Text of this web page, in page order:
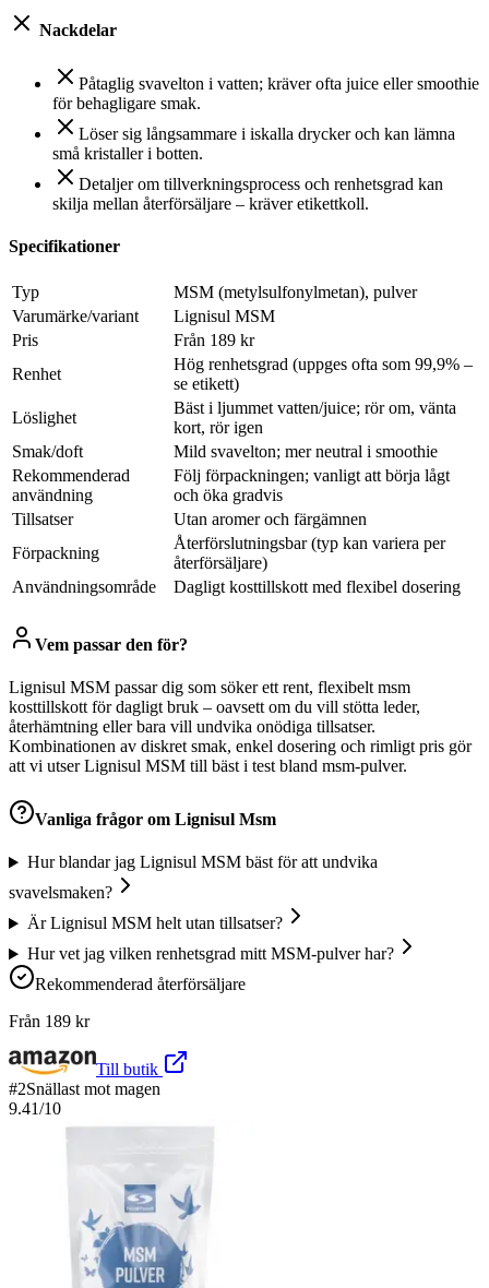
Nackdelar
Påtaglig svavelton i vatten; kräver ofta juice eller smoothie
för behagligare smak.
Löser sig långsammare i iskalla drycker och kan lämna
små kristaller i botten.
Detaljer om tillverkningsprocess och renhetsgrad kan
skilja mellan återförsäljare – kräver etikettkoll.
Specifikationer
Typ
MSM (metylsulfonylmetan), pulver
Varumärke/variant
Lignisul MSM
Pris
Från 189 kr
Renhet
Hög renhetsgrad (uppges ofta som 99,9% –
se etikett)
Löslighet
Bäst i ljummet vatten/juice; rör om, vänta
kort, rör igen
Smak/doft
Mild svavelton; mer neutral i smoothie
Rekommenderad
användning
Följ förpackningen; vanligt att börja lågt
och öka gradvis
Tillsatser
Utan aromer och färgämnen
Förpackning
Återförslutningsbar (typ kan variera per
återförsäljare)
Användningsområde
Dagligt kosttillskott med flexibel dosering
Vem passar den för?
Lignisul MSM passar dig som söker ett rent, flexibelt msm
kosttillskott för dagligt bruk – oavsett om du vill stötta leder,
återhämtning eller bara vill undvika onödiga tillsatser.
Kombinationen av diskret smak, enkel dosering och rimligt pris gör
att vi utser Lignisul MSM till bäst i test bland msm-pulver.
Vanliga frågor om Lignisul Msm
Hur blandar jag Lignisul MSM bäst för att undvika
svavelsmaken?
Är Lignisul MSM helt utan tillsatser?
Hur vet jag vilken renhetsgrad mitt MSM-pulver har?
Rekommenderad återförsäljare
Från 189 kr
Till butik
#2Snällast mot magen
9.41/10